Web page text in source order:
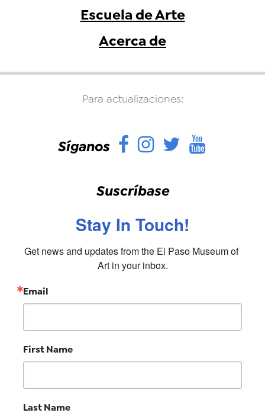
Escuela de Arte
Acerca de
Para actualizaciones:
Síganos Facebook
Instagram
Twitter
Suscríbase
Stay In Touch!
Get news and updates from the El Paso Museum of
Art in your inbox.
Email
First Name
Last Name